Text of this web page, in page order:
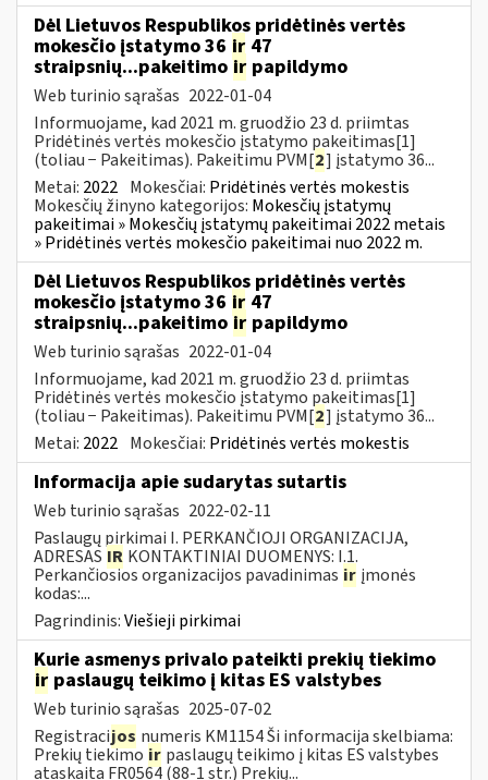
Dėl Lietuvos Respublikos pridėtinės vertės
mokesčio įstatymo 36 ir 47
straipsnių...pakeitimo ir papildymo
Web turinio sąrašas 2022-01-04
Informuojame, kad 2021 m. gruodžio 23 d. priimtas
Pridėtinės vertės mokesčio įstatymo pakeitimas[1]
(toliau − Pakeitimas). Pakeitimu PVM[2] įstatymo 36...
Metai: 2022 Mokesčiai: Pridėtinės vertės mokestis
Mokesčių žinyno kategorijos: Mokesčių įstatymų
pakeitimai » Mokesčių įstatymų pakeitimai 2022 metais
» Pridėtinės vertės mokesčio pakeitimai nuo 2022 m.
Dėl Lietuvos Respublikos pridėtinės vertės
mokesčio įstatymo 36 ir 47
straipsnių...pakeitimo ir papildymo
Web turinio sąrašas 2022-01-04
Informuojame, kad 2021 m. gruodžio 23 d. priimtas
Pridėtinės vertės mokesčio įstatymo pakeitimas[1]
(toliau − Pakeitimas). Pakeitimu PVM[2] įstatymo 36...
Metai: 2022 Mokesčiai: Pridėtinės vertės mokestis
Informacija apie sudarytas sutartis
Web turinio sąrašas 2022-02-11
Paslaugų pirkimai I. PERKANČIOJI ORGANIZACIJA,
ADRESAS IR KONTAKTINIAI DUOMENYS: I.1.
Perkančiosios organizacijos pavadinimas ir įmonės
kodas:...
Pagrindinis:Viešieji pirkimai
Kurie asmenys privalo pateikti prekių tiekimo
ir paslaugų teikimo į kitas ES valstybes
Web turinio sąrašas 2025-07-02
Registracijos numeris KM1154 Ši informacija skelbiama:
Prekių tiekimo ir paslaugų teikimo į kitas ES valstybes
ataskaita FR0564 (88-1 str.) Prekių...